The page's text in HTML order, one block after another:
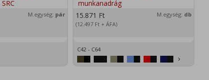
M.egység: pár 15.871 Ft
(12.497 Ft + ÁFA)
M.egység: db
C42 - C64